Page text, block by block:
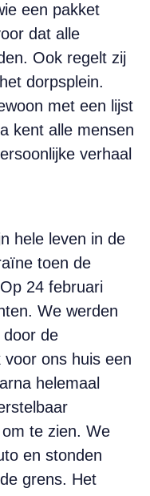
een pakket
dat alle
Ook regelt zij
dorpsplein.
met een lijst
kent alle mensen
verhaal
hele leven in de
toen de
24 februari
We werden
door de
ons huis een
helemaal
te zien. We
en stonden
grens. Het